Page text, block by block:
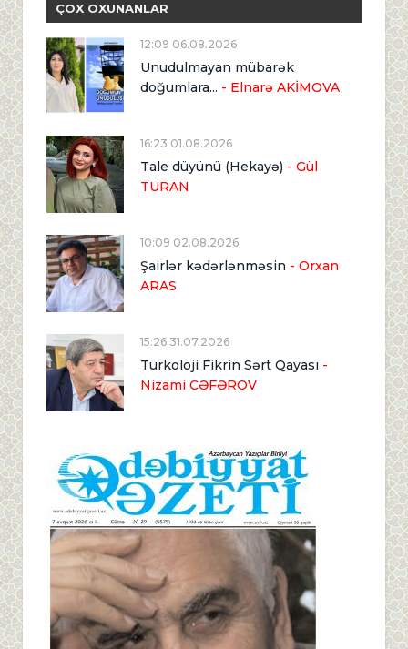
ÇOX OXUNANLAR
12:09 06.08.2026
Unudulmayan mübarək
doğumlara... - Elnarə AKİMOVA
16:23 01.08.2026
Tale düyünü (Hekayə) - Gül
TURAN
10:09 02.08.2026
Şairlər kədərlənməsin - Orxan
ARAS
15:26 31.07.2026
Türkoloji Fikrin Sərt Qayası -
Nizami CƏFƏROV